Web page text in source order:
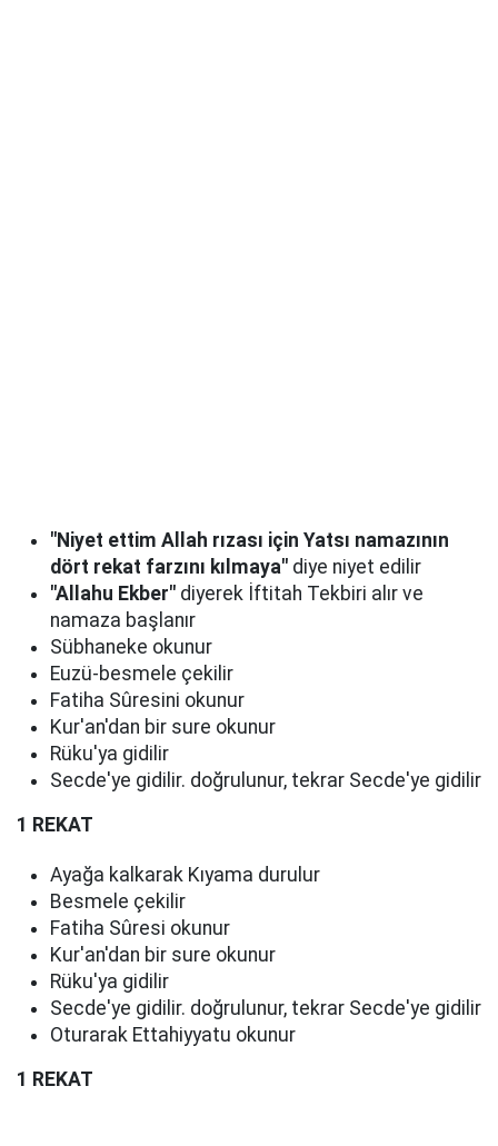
"Niyet ettim Allah rızası için Yatsı namazının
dört rekat farzını kılmaya" diye niyet edilir
"Allahu Ekber" diyerek İftitah Tekbiri alır ve
namaza başlanır
Sübhaneke okunur
Euzü-besmele çekilir
Fatiha Sûresini okunur
Kur'an'dan bir sure okunur
Rüku'ya gidilir
Secde'ye gidilir. doğrulunur, tekrar Secde'ye gidilir
1 REKAT
Ayağa kalkarak Kıyama durulur
Besmele çekilir
Fatiha Sûresi okunur
Kur'an'dan bir sure okunur
Rüku'ya gidilir
Secde'ye gidilir. doğrulunur, tekrar Secde'ye gidilir
Oturarak Ettahiyyatu okunur
1 REKAT